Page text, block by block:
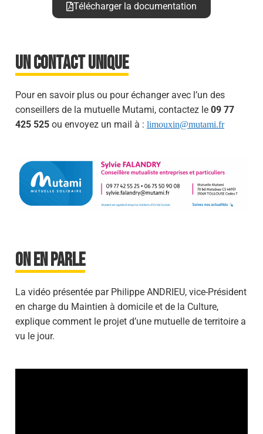
Télécharger la documentation
UN CONTACT UNIQUE
Pour en savoir plus ou pour échanger avec l’un des
conseillers de la mutuelle Mutami, contactez le 09 77
425 525 ou envoyez un mail à : limouxin@mutami.fr
ON EN PARLE
La vidéo présentée par Philippe ANDRIEU, vice-Président
en charge du Maintien à domicile et de la Culture,
explique comment le projet d’une mutuelle de territoire a
vu le jour.